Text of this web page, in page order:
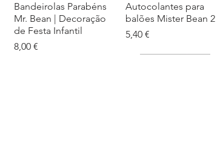
Visualização rápida
Bandeirolas Parabéns
Mr. Bean | Decoração
de Festa Infantil
Preço
8,00 €
Visualização rápida
Autocolantes para
balões Mister Bean 2
Preço
5,40 €